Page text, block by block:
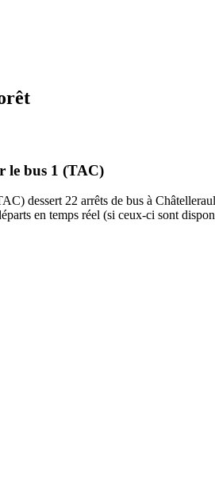
le bus 1 (TAC)
dessert 22 arrêts de bus à
en temps réel (si ceux-ci sont